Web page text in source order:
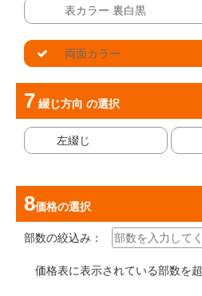
表カラー 裏白黒
両面カラー
綴じ方向 の選択
左綴じ
価格の選択
部数の絞込み：
価格表に表示されている部数を